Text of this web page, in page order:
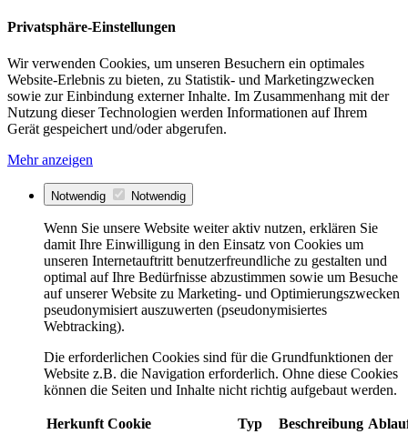
Privatsphäre-Einstellungen
Wir verwenden Cookies, um unseren Besuchern ein optimales
Website-Erlebnis zu bieten, zu Statistik- und Marketingzwecken
sowie zur Einbindung externer Inhalte. Im Zusammenhang mit der
Nutzung dieser Technologien werden Informationen auf Ihrem
Gerät gespeichert und/oder abgerufen.
Mehr anzeigen
Notwendig Notwendig
Wenn Sie unsere Website weiter aktiv nutzen, erklären Sie
damit Ihre Einwilligung in den Einsatz von Cookies um
unseren Internetauftritt benutzerfreundliche zu gestalten und
optimal auf Ihre Bedürfnisse abzustimmen sowie um Besuche
auf unserer Website zu Marketing- und Optimierungszwecken
pseudonymisiert auszuwerten (pseudonymisiertes
Webtracking).
Die erforderlichen Cookies sind für die Grundfunktionen der
Website z.B. die Navigation erforderlich. Ohne diese Cookies
können die Seiten und Inhalte nicht richtig aufgebaut werden.
Herkunft Cookie Typ Beschreibung